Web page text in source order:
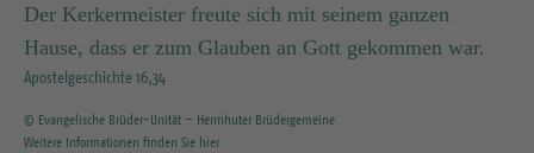
Der Kerkermeister freute sich mit seinem ganzen
Hause, dass er zum Glauben an Gott gekommen war.
Apostelgeschichte 16,34
© Evangelische Brüder-Unität – Herrnhuter Brüdergemeine
Weitere Informationen finden Sie hier